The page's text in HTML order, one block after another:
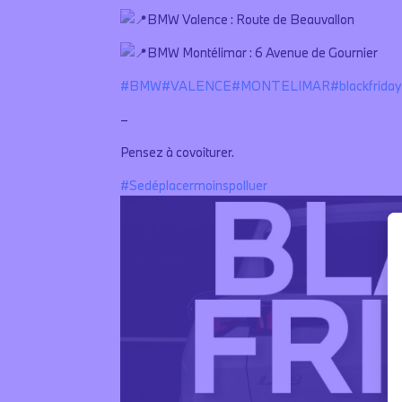
BMW Valence : Route de Beauvallon
BMW Montélimar : 6 Avenue de Gournier
#BMW#VALENCE#MONTELIMAR#blackfriday
–
Pensez à covoiturer.
#Sedéplacermoinspolluer